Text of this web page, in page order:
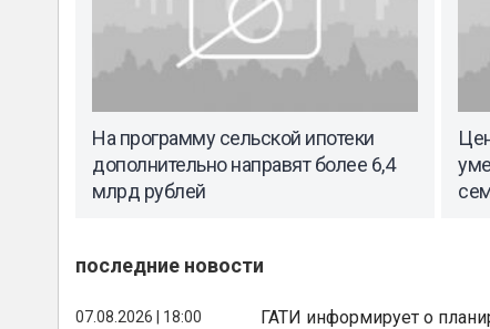
На программу сельской ипотеки
дополнительно направят более 6,4
млрд рублей
последние новости
07.08.2026 | 18:00 ГАТИ информирует о